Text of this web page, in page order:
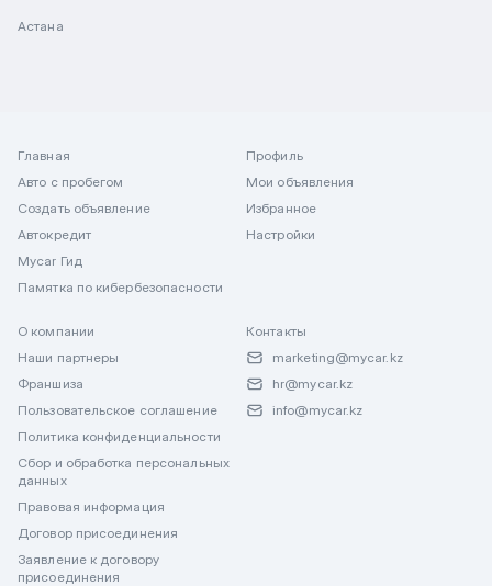
Астана
Главная
Авто с пробегом
Создать объявление
Автокредит
Mycar Гид
Памятка по кибербезопасности
Профиль
Мои объявления
Избранное
Настройки
О компании
Наши партнеры
Франшиза
Пользовательское соглашение
Политика конфиденциальности
Сбор и обработка персональных
данных
Правовая информация
Договор присоединения
Заявление к договору
присоединения
Контакты
marketing@mycar.kz
hr@mycar.kz
info@mycar.kz